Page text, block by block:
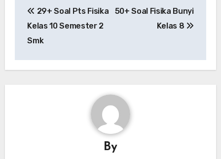
navigation
29+ Soal Pts Fisika
Kelas 10 Semester 2
Smk
50+ Soal Fisika Bunyi
Kelas 8
By